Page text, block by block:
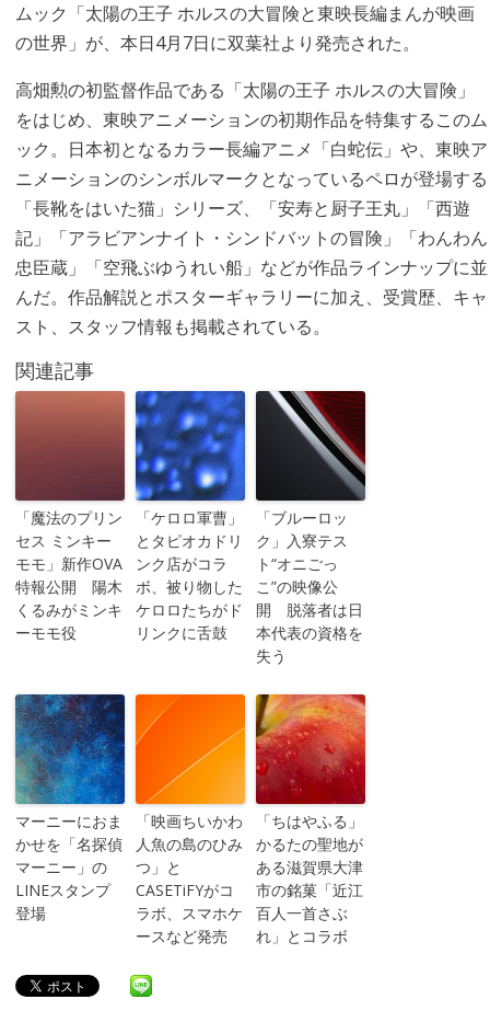
ムック「太陽の王子 ホルスの大冒険と東映長編まんが映画
の世界」が、本日4月7日に双葉社より発売された。
高畑勲の初監督作品である「太陽の王子 ホルスの大冒険」
をはじめ、東映アニメーションの初期作品を特集するこのム
ック。日本初となるカラー長編アニメ「白蛇伝」や、東映ア
ニメーションのシンボルマークとなっているペロが登場する
「長靴をはいた猫」シリーズ、「安寿と厨子王丸」「西遊
記」「アラビアンナイト・シンドバットの冒険」「わんわん
忠臣蔵」「空飛ぶゆうれい船」などが作品ラインナップに並
んだ。作品解説とポスターギャラリーに加え、受賞歴、キャ
スト、スタッフ情報も掲載されている。
関連記事
「魔法のプリン
セス ミンキー
モモ」新作OVA
特報公開 陽木
くるみがミンキ
ーモモ役
「ケロロ軍曹」
とタピオカドリ
ンク店がコラ
ボ、被り物した
ケロロたちがド
リンクに舌鼓
「ブルーロッ
ク」入寮テス
ト“オニごっ
こ”の映像公
開 脱落者は日
本代表の資格を
失う
マーニーにおま
かせを「名探偵
マーニー」の
LINEスタンプ
登場
「映画ちいかわ
人魚の島のひみ
つ」と
CASETiFYがコ
ラボ、スマホケ
ースなど発売
「ちはやふる」
かるたの聖地が
ある滋賀県大津
市の銘菓「近江
百人一首さぶ
れ」とコラボ